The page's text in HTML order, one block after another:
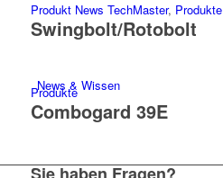
News & Wissen
Produkt News TechMaster, Produkte
Swingbolt/Rotobolt
Produkte
Combogard 39E